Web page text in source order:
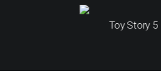
Toy Story 5